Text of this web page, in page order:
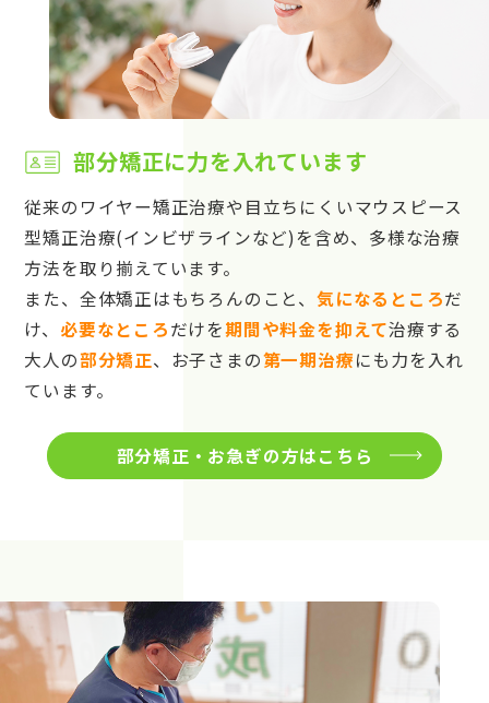
部分矯正に力を入れています
従来のワイヤー矯正治療や目立ちにくいマウスピース
型矯正治療(インビザラインなど)を含め、多様な治療
方法を取り揃えています。
また、全体矯正はもちろんのこと、 気になるところだ
け、 必要なところだけを期間や料金を抑えて治療する
大人の部分矯正、お子さまの第一期治療にも力を入れ
ています。
部分矯正・お急ぎの方はこちら